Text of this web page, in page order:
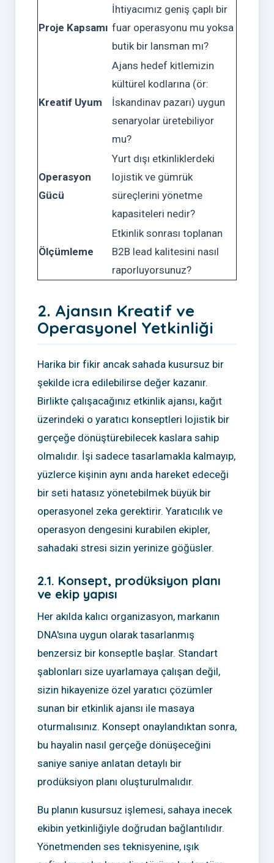
Proje Kapsamı
İhtiyacımız geniş çaplı bir
fuar operasyonu mu yoksa
butik bir lansman mı?
Kreatif Uyum
Ajans hedef kitlemizin
kültürel kodlarına (ör:
İskandinav pazarı) uygun
senaryolar üretebiliyor
mu?
Operasyon
Gücü
Yurt dışı etkinliklerdeki
lojistik ve gümrük
süreçlerini yönetme
kapasiteleri nedir?
Ölçümleme
Etkinlik sonrası toplanan
B2B lead kalitesini nasıl
raporluyorsunuz?
2. Ajansın Kreatif ve
Operasyonel Yetkinliği
Harika bir fikir ancak sahada kusursuz bir
şekilde icra edilebilirse değer kazanır.
Birlikte çalışacağınız etkinlik ajansı, kağıt
üzerindeki o yaratıcı konseptleri lojistik bir
gerçeğe dönüştürebilecek kaslara sahip
olmalıdır. İşi sadece tasarlamakla kalmayıp,
yüzlerce kişinin aynı anda hareket edeceği
bir seti hatasız yönetebilmek büyük bir
operasyonel zeka gerektirir. Yaratıcılık ve
operasyon dengesini kurabilen ekipler,
sahadaki stresi sizin yerinize göğüsler.
2.1. Konsept, prodüksiyon planı
ve ekip yapısı
Her akılda kalıcı organizasyon, markanın
DNA'sına uygun olarak tasarlanmış
benzersiz bir konseptle başlar. Standart
şablonları size uyarlamaya çalışan değil,
sizin hikayenize özel yaratıcı çözümler
sunan bir etkinlik ajansı ile masaya
oturmalısınız. Konsept onaylandıktan sonra,
bu hayalin nasıl gerçeğe dönüşeceğini
saniye saniye anlatan detaylı bir
prodüksiyon planı oluşturulmalıdır.
Bu planın kusursuz işlemesi, sahaya inecek
ekibin yetkinliğiyle doğrudan bağlantılıdır.
Yönetmenden ses teknisyenine, ışık